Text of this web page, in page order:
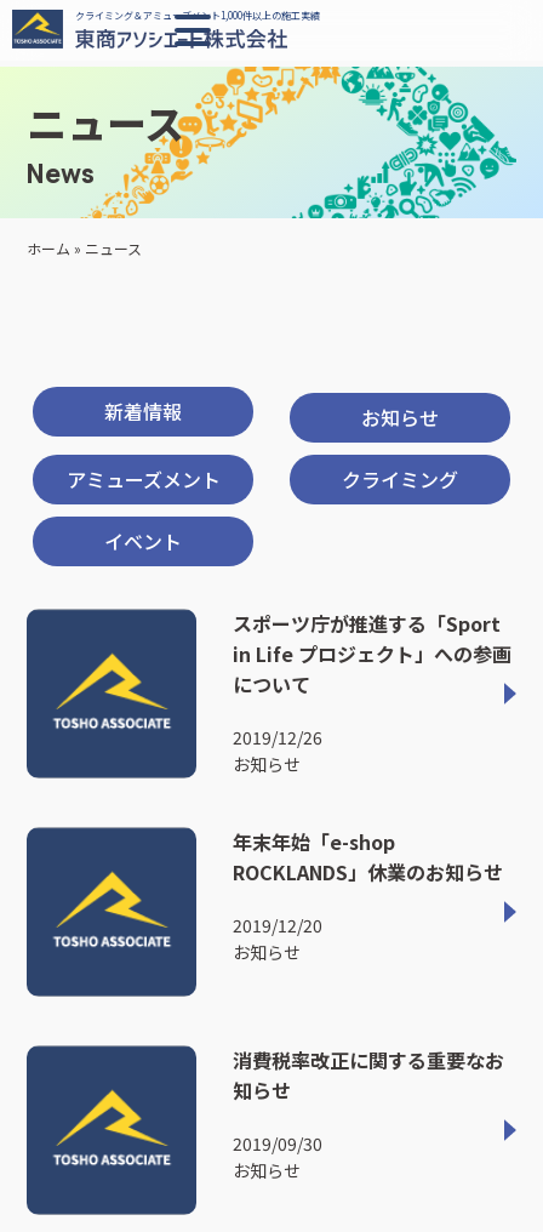
クライミング＆アミューズメント1,000件以上の施工実績
ニュース
News
ホーム » ニュース
新着情報 お知らせ
アミューズメント クライミング
イベント
スポーツ庁が推進する「Sport
in Life プロジェクト」への参画
について
2019/12/26
お知らせ
年末年始「e-shop
ROCKLANDS」休業のお知らせ
2019/12/20
お知らせ
消費税率改正に関する重要なお
知らせ
2019/09/30
お知らせ